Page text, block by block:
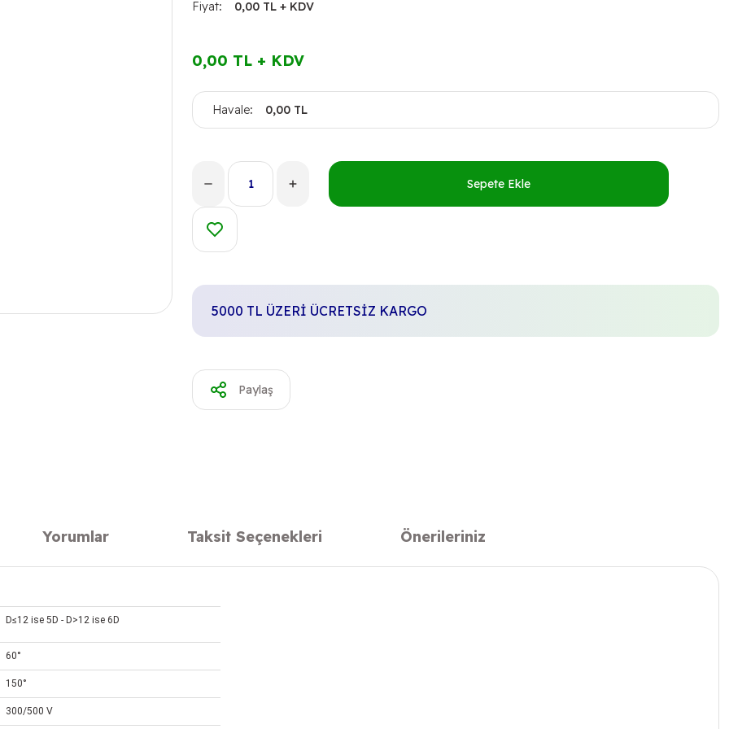
Fiyat 0,00 TL + KDV
0,00 TL + KDV
Havale 0,00 TL
Sepete Ekle
5000 TL ÜZERİ ÜCRETSİZ KARGO
Paylaş
Yorumlar Taksit Seçenekleri Önerileriniz
D≤12 ise 5D - D>12 ise 6D
60°
150°
300/500 V